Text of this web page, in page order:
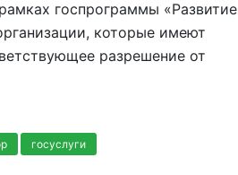
госпрограммы «Развитие
которые имеют
разрешение от
госуслуги